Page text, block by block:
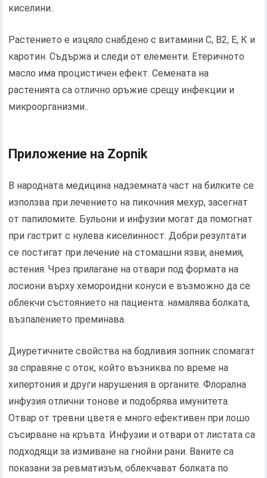
киселини..
Растението е изцяло снабдено с витамини С, В2, Е, К и
каротин. Съдържа и следи от елементи. Етеричното
масло има процистичен ефект. Семената на
растенията са отлично оръжие срещу инфекции и
микроорганизми..
Приложение на Zopnik
В народната медицина надземната част на билките се
използва при лечението на пикочния мехур, засегнат
от папиломите. Бульони и инфузии могат да помогнат
при гастрит с нулева киселинност. Добри резултати
се постигат при лечение на стомашни язви, анемия,
астения. Чрез прилагане на отвари под формата на
лосиони върху хемороидни конуси е възможно да се
облекчи състоянието на пациента: намалява болката,
възпалението преминава.
Диуретичните свойства на бодливия зопник спомагат
за справяне с оток, който възниква по време на
хипертония и други нарушения в органите. Флорална
инфузия отлични тонове и подобрява имунитета.
Отвар от тревни цветя е много ефективен при лошо
съсирване на кръвта. Инфузии и отвари от листата са
подходящи за измиване на гнойни рани. Ваните са
показани за ревматизъм, облекчават болката по